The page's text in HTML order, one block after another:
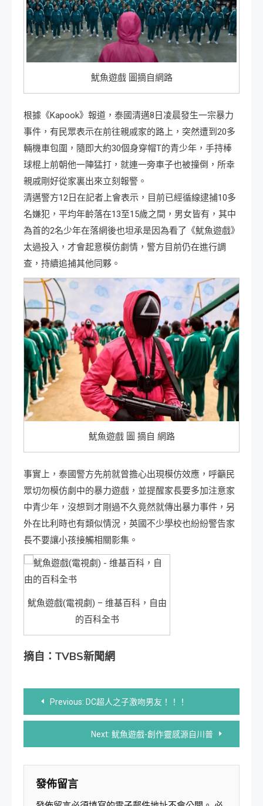
魷魚遊戲 圖摘自網路
根據《Kapook》報道，泰國清邁8日凌晨發生一宗暴力
事件，有民眾表示在前往親戚家的路上，突然遭到20多
輛機車包圍，隨即大約30個身穿帽T的青少年，手持棒
球棍上前朝他一陣猛打，就連一旁車子也被撞倒，所幸
親戚剛好從家裏出來立刻報警。
清邁警方12日在記者上會表示，目前已經循線逮捕10多
名嫌犯，平均年齡落在13至15歲之間，男女皆有，其中
為首的2名少年在落網後也坦承是因為看了《魷魚遊戲》
太過投入，才會起意模仿劇情，警方目前仍在進行調
查，持續追捕其他同夥。
魷魚遊戲 圖 摘自 網路
事實上，泰國警方先前就曾擔心出現模仿效應，呼籲民
眾切勿模仿劇中的暴力遊戲，並提醒家長要多加注意家
中青少年，沒想到才剛過不久竟然就傳出暴力事件，另
外在比利時也有類似情況，英國不少學校也紛紛警告家
長不要讓小孩接觸相關影集。
魷魚遊戲(電視劇) – 维基百科，自由
的百科全书
摘自： TVBS新聞網
文
章
導
覽
Previous: DC超人之子激吻男友！！！
Next: 魷魚遊戲-創作靈感源自川普
發佈留言